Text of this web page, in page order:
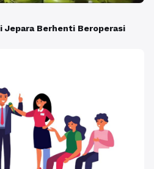
Jepara Berhenti Beroperasi